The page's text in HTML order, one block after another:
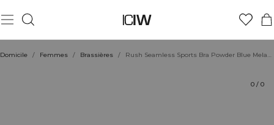
Domicile / Femmes / Brassières / Rush Seamless Sports Bra Powder Blue Melange
0 / 0